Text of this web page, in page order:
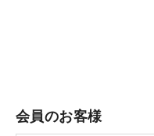
会員のお客様